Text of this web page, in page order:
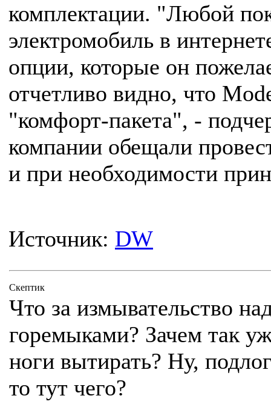
комплектации. "Любой
электромобиль в
опции, которые он
отчетливо видно, что
"комфорт-пакета", -
компании обещали
и при необходимости
Источник: DW
Cкептик
Что за измывательство
горемыками? Зачем так
ноги вытирать? Ну,
то тут чего?